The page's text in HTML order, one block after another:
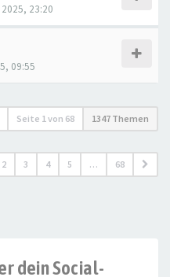
23:20
09:55
Seite 1von 68 1347 Themen
2 3 4 5 … 68
dein Social-